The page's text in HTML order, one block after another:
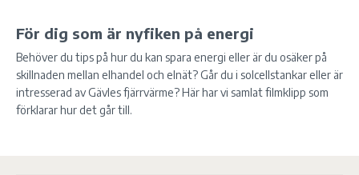
För dig som är nyfiken på energi
Behöver du tips på hur du kan spara energi eller är du osäker på
skillnaden mellan elhandel och elnät? Går du i solcellstankar eller är
intresserad av Gävles fjärrvärme? Här har vi samlat filmklipp som
förklarar hur det går till.